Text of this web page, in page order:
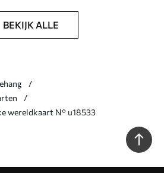
BEKIJK ALLE
wereldkaart N° u18533